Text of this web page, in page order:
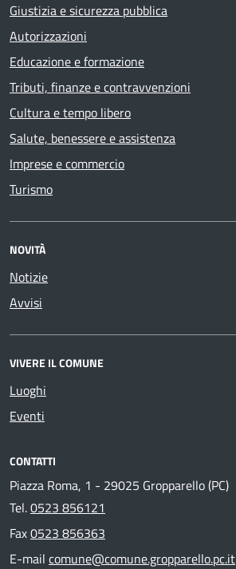
Giustizia e sicurezza pubblica
Autorizzazioni
Educazione e formazione
Tributi, finanze e contravvenzioni
Cultura e tempo libero
Salute, benessere e assistenza
Imprese e commercio
Turismo
NOVITÀ
Notizie
Avvisi
VIVERE IL COMUNE
Luoghi
Eventi
CONTATTI
Piazza Roma, 1 - 29025 Gropparello (PC)
Tel.0523 856121
Fax0523 856363
E-mail comune@comune.gropparello.pc.it